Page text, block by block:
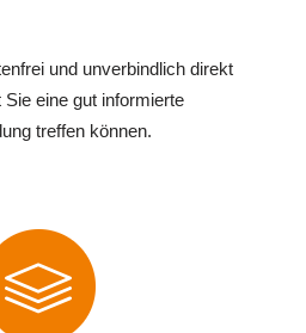
und unverbindlich direkt
eine gut informierte
treffen können.